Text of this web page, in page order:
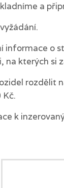
a
o
na kterých si
rozdělit
k